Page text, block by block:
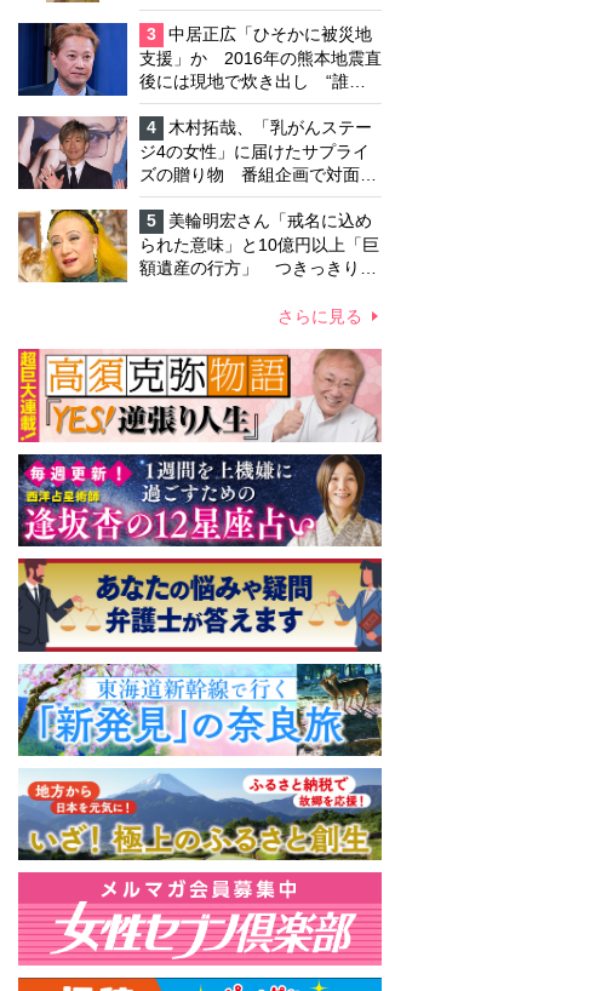
協議は「第二ステージ」へ
3
中居正広「ひそかに被災地
支援」か 2016年の熊本地震直
後には現地で炊き出し “誰に
も知られなくて良い”と、むし
ろ強まる福祉活動への思い
4
木村拓哉、「乳がんステー
ジ4の女性」に届けたサプライ
ズの贈り物 番組企画で対面し
たファンが、夢と希望を与える
心遣いに「うれしくて号泣しま
した」
5
美輪明宏さん「戒名に込め
られた意味」と10億円以上「巨
額遺産の行方」 つきっきりで
さらに見る